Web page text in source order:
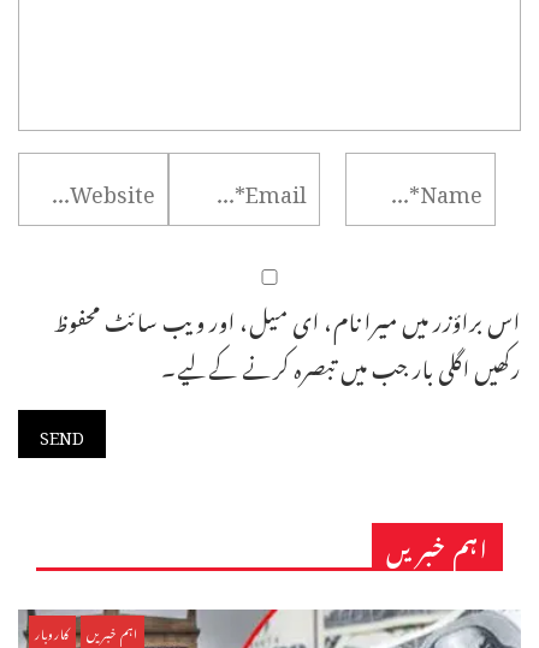
اس براؤزر میں میرا نام، ای میل، اور ویب سائٹ محفوظ
رکھیں اگلی بار جب میں تبصرہ کرنے کےلیے۔
اہم خبریں
اہم خبریں کاروبار